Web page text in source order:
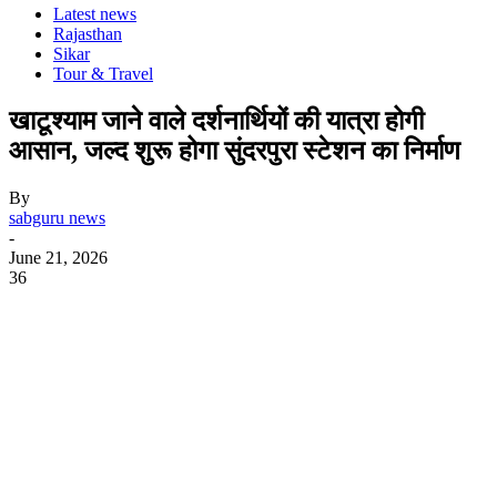
Latest news
Rajasthan
Sikar
Tour & Travel
खाटूश्याम जाने वाले दर्शनार्थियों की यात्रा होगी
आसान, जल्द शुरू होगा सुंदरपुरा स्टेशन का निर्माण
By
sabguru news
-
June 21, 2026
36